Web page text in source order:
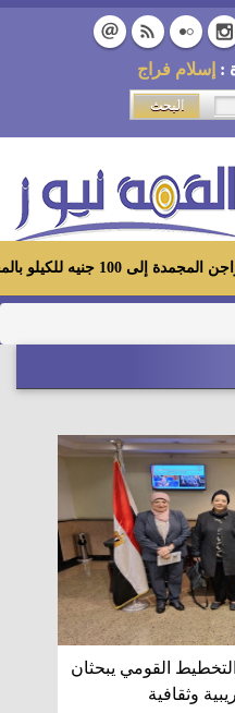
: إسلام فراج
ومعارض «أهلاً رمضان»
القومي يبحثان
وثقافية